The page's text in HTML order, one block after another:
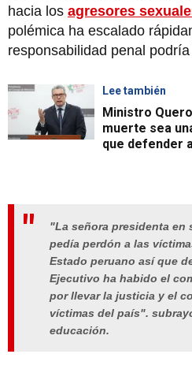
hacia los agresores
polémica ha escalado
responsabilidad penal
Lee también
Ministro
muerte sea
que defender
"La señora presidenta en
pedía perdón a las
Estado peruano así que
Ejecutivo ha habido el
por llevar la justicia y el
víctimas del país".
educación.